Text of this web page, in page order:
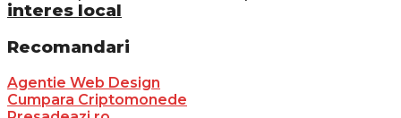
interes local
Recomandari
Agentie Web Design
Cumpara Criptomonede